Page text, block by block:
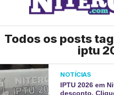
Todos os posts
iptu
NOTÍCIAS
IPTU 2026 em
desconto.